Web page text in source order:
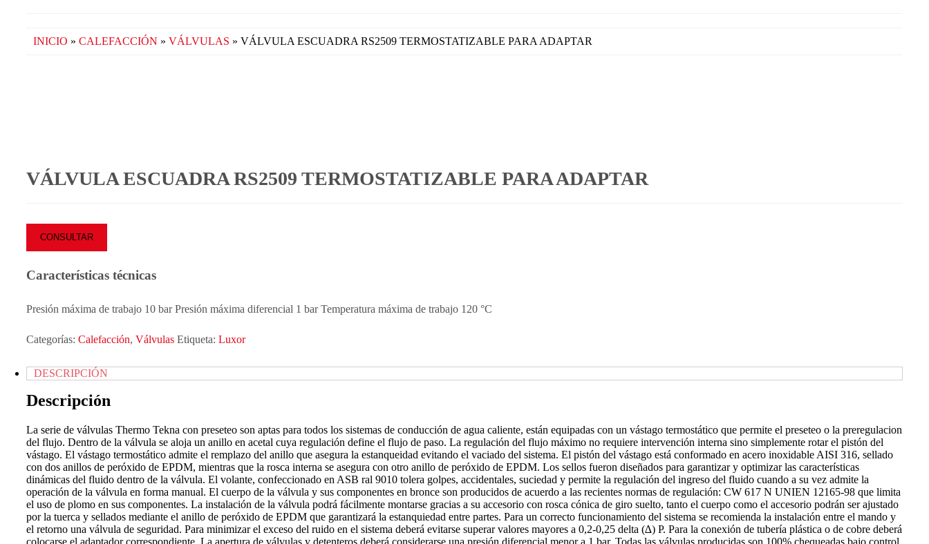
INICIO » CALEFACCIÓN » VÁLVULAS » VÁLVULA ESCUADRA RS2509 TERMOSTATIZABLE PARA ADAPTAR
VÁLVULA ESCUADRA RS2509 TERMOSTATIZABLE PARA ADAPTAR
CONSULTAR
Características técnicas
Presión máxima de trabajo 10 bar Presión máxima diferencial 1 bar Temperatura máxima de trabajo 120 °C
Categorías: Calefacción, Válvulas Etiqueta: Luxor
DESCRIPCIÓN
Descripción
La serie de válvulas Thermo Tekna con preseteo son aptas para todos los sistemas de conducción de agua caliente, están equipadas con un vástago termostático que permite el preseteo o la preregulacion
del flujo. Dentro de la válvula se aloja un anillo en acetal cuya regulación define el flujo de paso. La regulación del flujo máximo no requiere intervención interna sino simplemente rotar el pistón del
vástago. El vástago termostático admite el remplazo del anillo que asegura la estanqueidad evitando el vaciado del sistema. El pistón del vástago está conformado en acero inoxidable AISI 316, sellado
con dos anillos de peróxido de EPDM, mientras que la rosca interna se asegura con otro anillo de peróxido de EPDM. Los sellos fueron diseñados para garantizar y optimizar las características
dinámicas del fluido dentro de la válvula. El volante, confeccionado en ASB ral 9010 tolera golpes, accidentales, suciedad y permite la regulación del ingreso del fluido cuando a su vez admite la
operación de la válvula en forma manual. El cuerpo de la válvula y sus componentes en bronce son producidos de acuerdo a las recientes normas de regulación: CW 617 N UNIEN 12165-98 que limita
el uso de plomo en sus componentes. La instalación de la válvula podrá fácilmente montarse gracias a su accesorio con rosca cónica de giro suelto, tanto el cuerpo como el accesorio podrán ser ajustado
por la tuerca y sellados mediante el anillo de peróxido de EPDM que garantizará la estanquiedad entre partes. Para un correcto funcionamiento del sistema se recomienda la instalación entre el mando y
el retorno una válvula de seguridad. Para minimizar el exceso del ruido en el sistema deberá evitarse superar valores mayores a 0,2-0,25 delta (∆) P. Para la conexión de tubería plástica o de cobre deberá
colocarse el adaptador correspondiente. La apertura de válvulas y detenteros deberá considerarse una presión diferencial menor a 1 bar. Todas las válvulas producidas son 100% chequeadas bajo control